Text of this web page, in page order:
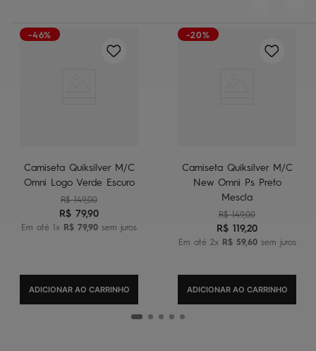
-46%
Camiseta Quiksilver M/C
Omni Logo Verde Escuro
R$ 149,00
R$ 79,90
Em até 1x R$ 79,90 sem juros
ADICIONAR AO CARRINHO
-20%
Camiseta Quiksilver M/C
New Omni Ps Preto
Mescla
R$ 149,00
R$ 119,20
Em até 2x R$ 59,60sem juros
ADICIONAR AO CARRINHO